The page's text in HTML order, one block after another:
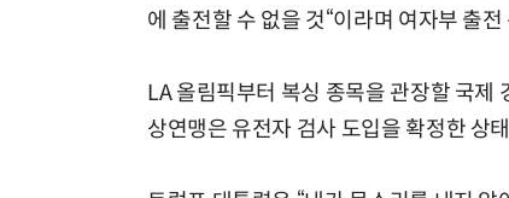
에 출전할 수 없을 것“이라며 여자부 출
LA 올림픽부터 복싱 종목을 관장할 국
상연맹은 유전자 검사 도입을 확정한 상